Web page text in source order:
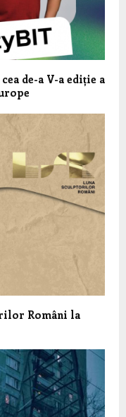
de-a V-a ediție a
Români la